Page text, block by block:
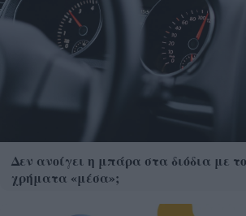
Δεν ανοίγει η μπάρα στα διόδια με το
χρήματα «μέσα»;